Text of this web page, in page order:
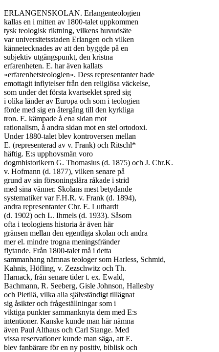
ERLANGENSKOLAN. Erlangenteologien
kallas en i mitten av 1800-talet uppkommen
tysk teologisk riktning, vilkens huvudsäte
var universitetsstaden Erlangen och vilken
kännetecknades av att den byggde på en
subjektiv utgångspunkt, den kristna
erfarenheten. E. har även kallats
»erfarenhetsteologien». Dess representanter hade
emottagit inflytelser från den religiösa väckelse,
som under det första kvartseklet spred sig
i olika länder av Europa och som i teologien
förde med sig en återgång till den kyrkliga
tron. E. kämpade å ena sidan mot
rationalism, å andra sidan mot en stel ortodoxi.
Under 1880-talet blev kontroversen mellan
E. (representerad av v. Frank) och Ritschl*
häftig. E:s upphovsmän voro
dogmhistorikern G. Thomasius (d. 1875) och J. Chr.K.
v. Hofmann (d. 1877), vilken senare på
grund av sin försoningslära råkade i strid
med sina vänner. Skolans mest betydande
systematiker var F.H.R. v. Frank (d. 1894),
andra representanter Chr. E. Luthardt
(d. 1902) och L. Ihmels (d. 1933). Såsom
ofta i teologiens historia är även här
gränsen mellan den egentliga skolan och andra
mer el. mindre trogna meningsfränder
flytande. Från 1800-talet må i detta
sammanhang nämnas teologer som Harless, Schmid,
Kahnis, Höfling, v. Zezschwitz och Th.
Harnack, från senare tider t. ex. Ewald,
Bachmann, R. Seeberg, Gisle Johnson, Hallesby
och Pietilä, vilka alla självständigt tillägnat
sig åsikter och frågeställningar som i
viktiga punkter sammanknyta dem med E:s
intentioner. Kanske kunde man här nämna
även Paul Althaus och Carl Stange. Med
vissa reservationer kunde man säga, att E.
blev fanbärare för en ny positiv, biblisk och